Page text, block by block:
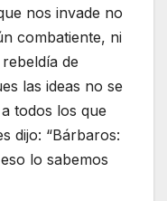
nos invade no
combatiente, ni
de
las ideas no se
todos los que
dijo: “Bárbaros:
lo sabemos